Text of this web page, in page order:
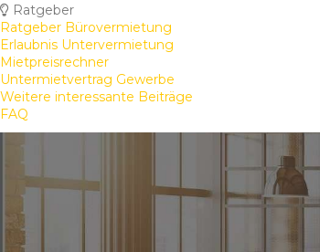
Ratgeber
Ratgeber Bürovermietung
Erlaubnis Untervermietung
Mietpreisrechner
Untermietvertrag Gewerbe
Weitere interessante Beiträge
FAQ